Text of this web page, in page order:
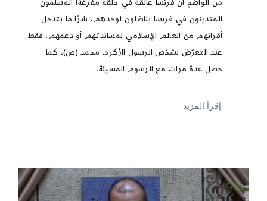
من الواضح أن فرنسا عالقة في حلقة مفرغة! المسلمون
المتدينون في فرنسا يناضلون لوحدهم، نادرًا ما يتدخل
أقرانهم من العالم الإسلامي لمساندتهم أو دعمهم، فقط
عند التعرّض لشخص الرسول الأكرم محمد (ص)، كما
حصل عدة مرات مع الرسوم المسيئة.
إقرأ المزيد